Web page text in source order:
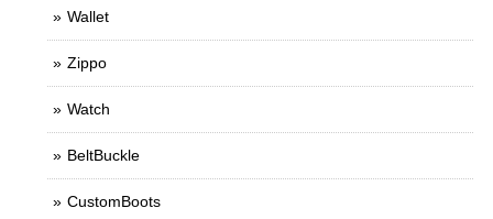
Wallet
Zippo
Watch
BeltBuckle
CustomBoots